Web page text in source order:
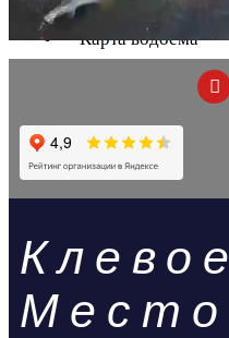
Цены и время
Карта водоема
Новости
X
Клевое
Место